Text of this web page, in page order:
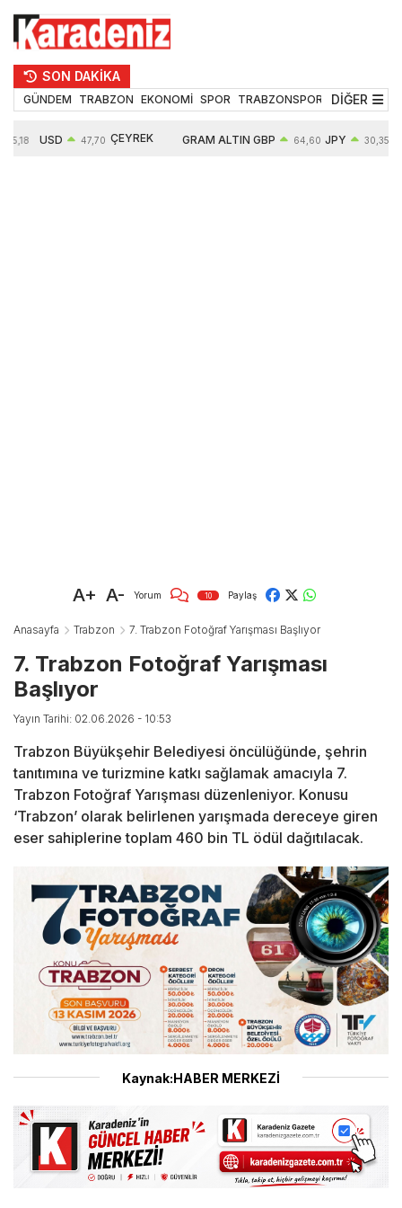
SON DAKİKA
GÜNDEM TRABZON EKONOMİ SPOR TRABZONSPOR TEKNOLOJİ
DİĞER
55,18 USD 47,70 ÇEYREK GRAM ALTIN GBP 64,60 JPY 30,35
A+ A- Yorum 10 Paylaş
Anasayfa Trabzon 7. Trabzon Fotoğraf Yarışması Başlıyor
7. Trabzon Fotoğraf Yarışması
Başlıyor
Yayın Tarihi: 02.06.2026 - 10:53
Trabzon Büyükşehir Belediyesi öncülüğünde, şehrin
tanıtımına ve turizmine katkı sağlamak amacıyla 7.
Trabzon Fotoğraf Yarışması düzenleniyor. Konusu
‘Trabzon’ olarak belirlenen yarışmada dereceye giren
eser sahiplerine toplam 460 bin TL ödül dağıtılacak.
Kaynak:HABER MERKEZİ